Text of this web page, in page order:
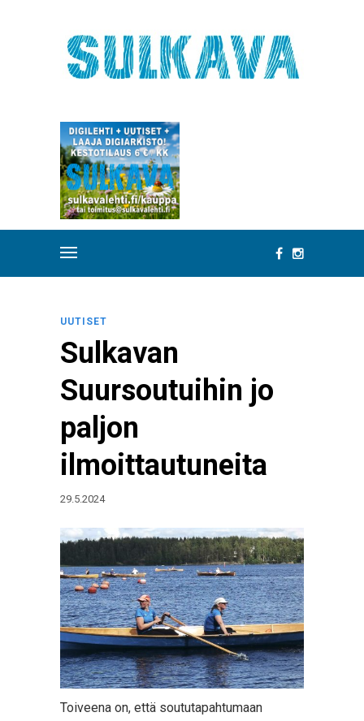
UUTISET
Sulkavan
Suursoutuihin jo
paljon
ilmoittautuneita
29.5.2024
Toiveena on, että soututapahtumaan